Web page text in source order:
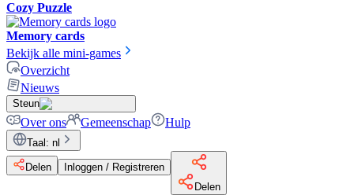
Cozy Puzzle
Memory cards
Bekijk alle mini-games
Overzicht
Nieuws
Steun
Over ons Gemeenschap Hulp
Taal : nl
Delen
Inloggen / Registreren
Delen